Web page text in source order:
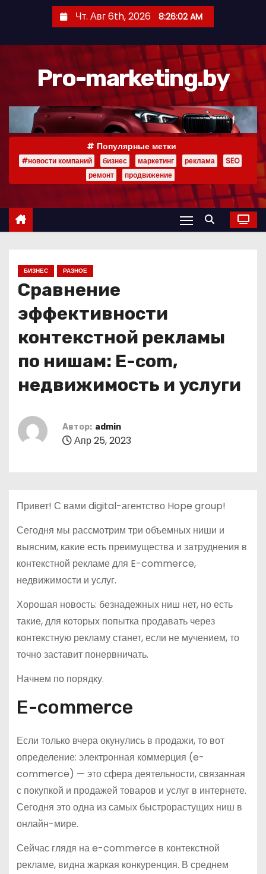
р
Чт. Авг 6th, 2026 8:26:03 AM
Pro-marketing.by
Популярные метки
#новости компаний бизнес маркетинг реклама
SEO
ремонт
продвижение
БИЗНЕС РАЗНОЕ
Сравнение
эффективности
контекстной рекламы
по нишам: E-com,
недвижимость и услуги
Автор: admin
Апр 25, 2023
Привет! С вами digital-агентство Hope group!
Сегодня мы рассмотрим три объемных ниши и
выясним, какие есть преимущества и затруднения в
контекстной рекламе для E-commerce,
недвижимости и услуг.
Хорошая новость: безнадежных ниш нет, но есть
такие, для которых попытка продавать через
контекстную рекламу станет, если не мучением, то
точно заставит понервничать.
Начнем по порядку.
E-commerce
Если только вчера окунулись в продажи, то вот
определение: электронная коммерция (e-
commerce) — это сфера деятельности, связанная
с покупкой и продажей товаров и услуг в интернете.
Сегодня это одна из самых быстрорастущих ниш в
онлайн-мире.
Сейчас глядя на e-commerce в контекстной
рекламе, видна жаркая конкуренция. В среднем